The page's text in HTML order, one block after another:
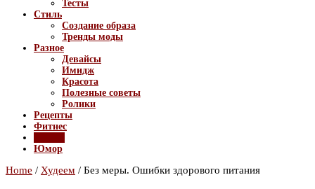
Тесты
Стиль
Создание образа
Тренды моды
Разное
Девайсы
Имидж
Красота
Полезные советы
Ролики
Рецепты
Фитнес
Юмор
Home / Худеем / Без меры. Ошибки здорового питания